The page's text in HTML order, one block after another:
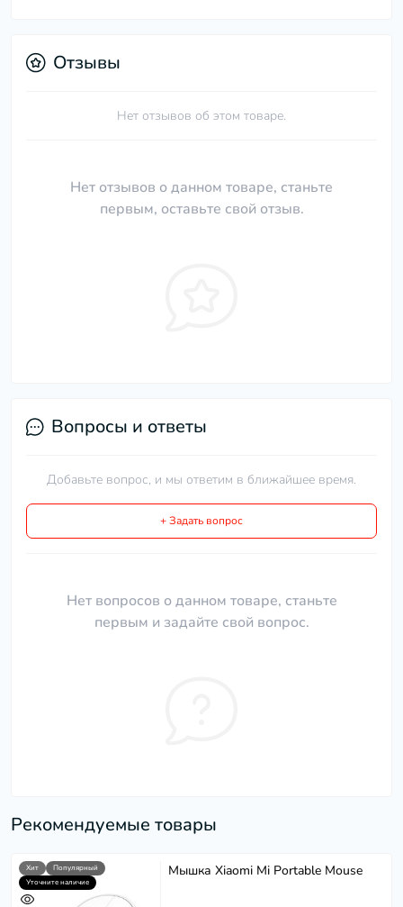
Отзывы
Нет отзывов об этом товаре.
Нет отзывов о данном товаре, станьте
первым, оставьте свой отзыв.
Вопросы и ответы
Добавьте вопрос, и мы ответим в ближайшее время.
+ Задать вопрос
Нет вопросов о данном товаре, станьте
первым и задайте свой вопрос.
Рекомендуемые товары
Хит
Популярный
Уточните наличие
Мышка Xiaomi Mi Portable Mouse